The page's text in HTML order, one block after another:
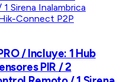
/ Incluye: 1 Hub
PIR / 2